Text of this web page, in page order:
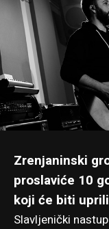
Zrenjaninski
proslaviće 10
koji će biti
Slavljenički